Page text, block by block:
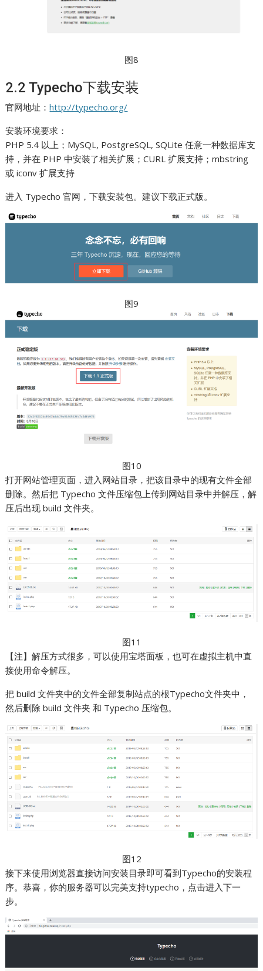
图8
2.2 Typecho下载安装
官网地址：http://typecho.org/
安装环境要求：
PHP 5.4 以上；MySQL, PostgreSQL, SQLite 任意一种数据库支
持，并在 PHP 中安装了相关扩展；CURL 扩展支持；mbstring
或 iconv 扩展支持
进入 Typecho 官网，下载安装包。建议下载正式版。
图9
图10
打开网站管理页面，进入网站目录，把该目录中的现有文件全部
删除。然后把 Typecho 文件压缩包上传到网站目录中并解压，解
压后出现 build 文件夹。
图11
【注】解压方式很多，可以使用宝塔面板，也可在虚拟主机中直
接使用命令解压。
把 build 文件夹中的文件全部复制站点的根Typecho文件夹中，
然后删除 build 文件夹 和 Typecho 压缩包。
图12
接下来使用浏览器直接访问安装目录即可看到Typecho的安装程
序。恭喜，你的服务器可以完美支持typecho，点击进入下一
步。